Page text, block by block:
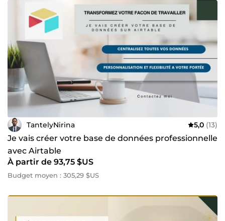
TantelyNirina 5,0 (13)
Je vais créer votre base de données professionnelle
avec Airtable
À partir de 93,75 $US
Budget moyen : 305,29 $US